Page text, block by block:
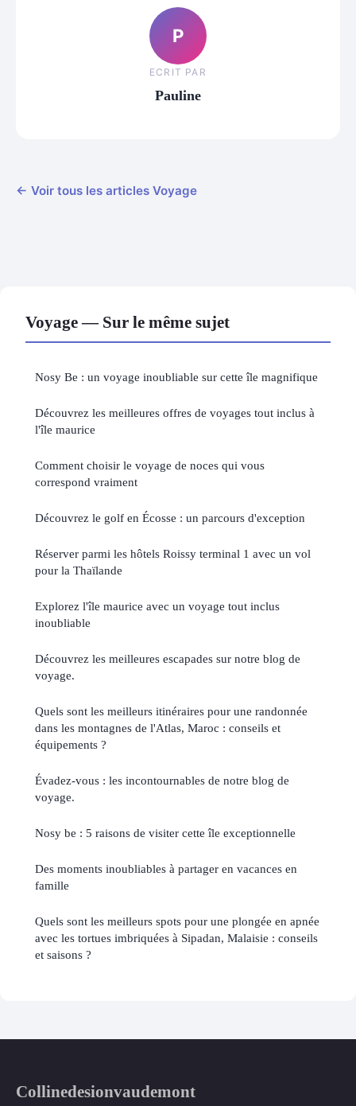
P
ECRIT PAR
Pauline
← Voir tous les articles Voyage
Voyage — Sur le même sujet
Nosy Be : un voyage inoubliable sur cette île magnifique
Découvrez les meilleures offres de voyages tout inclus à
l'île maurice
Comment choisir le voyage de noces qui vous
correspond vraiment
Découvrez le golf en Écosse : un parcours d'exception
Réserver parmi les hôtels Roissy terminal 1 avec un vol
pour la Thaïlande
Explorez l'île maurice avec un voyage tout inclus
inoubliable
Découvrez les meilleures escapades sur notre blog de
voyage.
Quels sont les meilleurs itinéraires pour une randonnée
dans les montagnes de l'Atlas, Maroc : conseils et
équipements ?
Évadez-vous : les incontournables de notre blog de
voyage.
Nosy be : 5 raisons de visiter cette île exceptionnelle
Des moments inoubliables à partager en vacances en
famille
Quels sont les meilleurs spots pour une plongée en apnée
avec les tortues imbriquées à Sipadan, Malaisie : conseils
et saisons ?
Collinedesionvaudemont